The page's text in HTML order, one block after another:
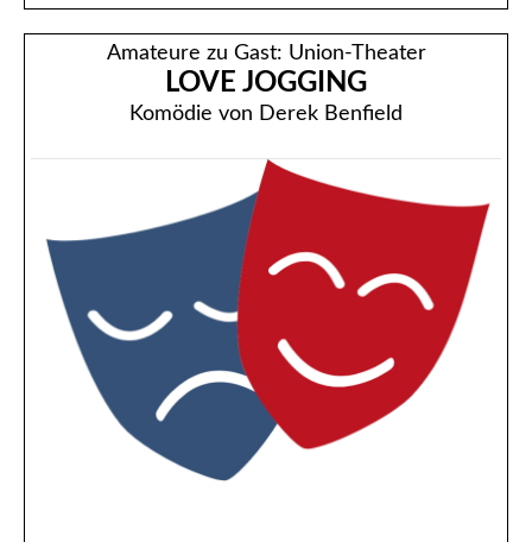
Amateure zu Gast: Union-Theater
LOVE JOGGING
Komödie von Derek Benfield